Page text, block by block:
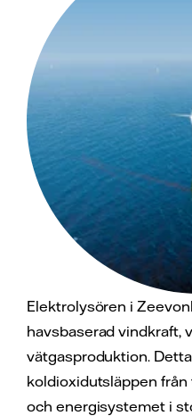
Elektrolysören i
havsbaserad vindkraft,
vätgasproduktion.
koldioxidutsläppen
och energisystemet i